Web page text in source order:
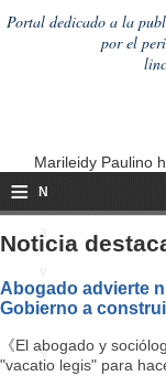
Portal dedicado a la
por el
Marileidy Paulino
≡ N
a
i
g
Noticia
Abogado advierte
Gobierno a
《El abogado y
"vacatio legis" para